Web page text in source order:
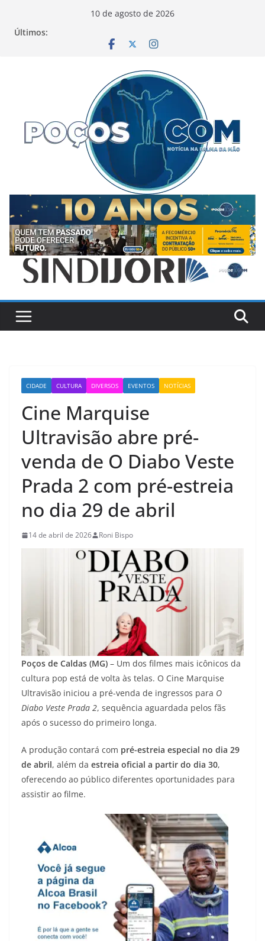
10 de agosto de 2026
Últimos:
CIDADE CULTURA DIVERSOS EVENTOS NOTÍCIAS
Cine Marquise
Ultravisão abre pré-
venda de O Diabo Veste
Prada 2 com pré-estreia
no dia 29 de abril
14 de abril de 2026 Roni Bispo
Poços de Caldas (MG) – Um dos filmes mais icônicos da
cultura pop está de volta às telas. O Cine Marquise
Ultravisão iniciou a pré-venda de ingressos para O
Diabo Veste Prada 2, sequência aguardada pelos fãs
após o sucesso do primeiro longa.
A produção contará com pré-estreia especial no dia 29
de abril, além da estreia oficial a partir do dia 30,
oferecendo ao público diferentes oportunidades para
assistir ao filme.